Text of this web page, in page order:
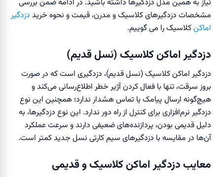
نیاز به همین مدل دزدگیرها داشته باشید. در ادامه ضمن بررسی
مشخصات دزدگیرهای کلاسیک و مدرن، قیمت و نحوه خرید دزدگیر
اماکنکلاسیک را می گوییم.
دزدگیر اماکن کلاسیک (نسل قدیم)
دزدگیر اماکن کلاسیک (نسل قدیم)، دزدگیری است که در صورت
بروز سرقت، تنها با فعال کردن آژیر خطر اطلاع‌رسانی می‌کند و
هیچ‌گونه ارسال پیامک یا تماس هشدار ندارد؛ همچنین این نوع
دزدگیر‌ نرم‌افزاری برای کنترل از راه دور ندارد. این نوع دزدگیر‌ها، به
دلیل قدیمی بودن، پردازنده‌های ضعیفی دارند و سرعت عملکرد
آن‌ها در مقایسه با دزدگیر‌های سیم کارتی نسل جدید کمتر است.
معایب دزدگیر اماکن کلاسیک و قدیمی